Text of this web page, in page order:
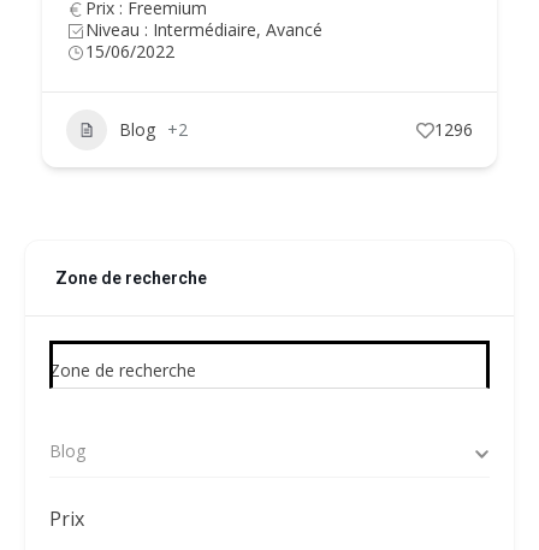
Prix : Freemium
Niveau : Intermédiaire, Avancé
15/06/2022
Blog +2 1296
Zone de recherche
Zone de recherche
Blog
Prix